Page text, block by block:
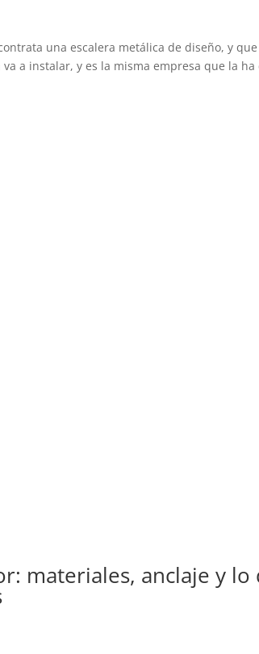
una escalera metálica de diseño, y
a instalar, y es la misma empresa que la
materiales, anclaje y lo